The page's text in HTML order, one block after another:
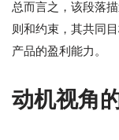
总而言之，该段落
则和约束，其共同
产品的盈利能力。
动机视角